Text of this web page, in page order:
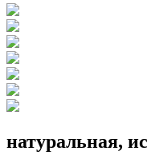
натуральная,